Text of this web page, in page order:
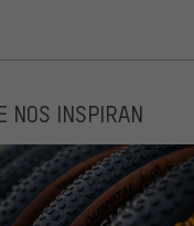
NOS INSPIRAN